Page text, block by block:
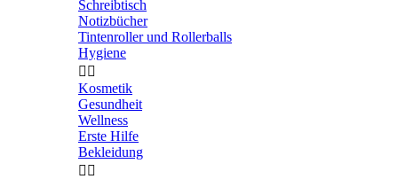
Schreibtisch
Notizbücher
Tintenroller und Rollerballs
Hygiene
 
Kosmetik
Gesundheit
Wellness
Erste Hilfe
Bekleidung
 